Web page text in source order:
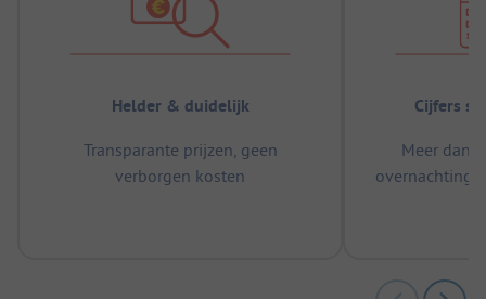
Helder & duidelijk
Transparante prijzen, geen
verborgen kosten
Cijfers
Meer dan